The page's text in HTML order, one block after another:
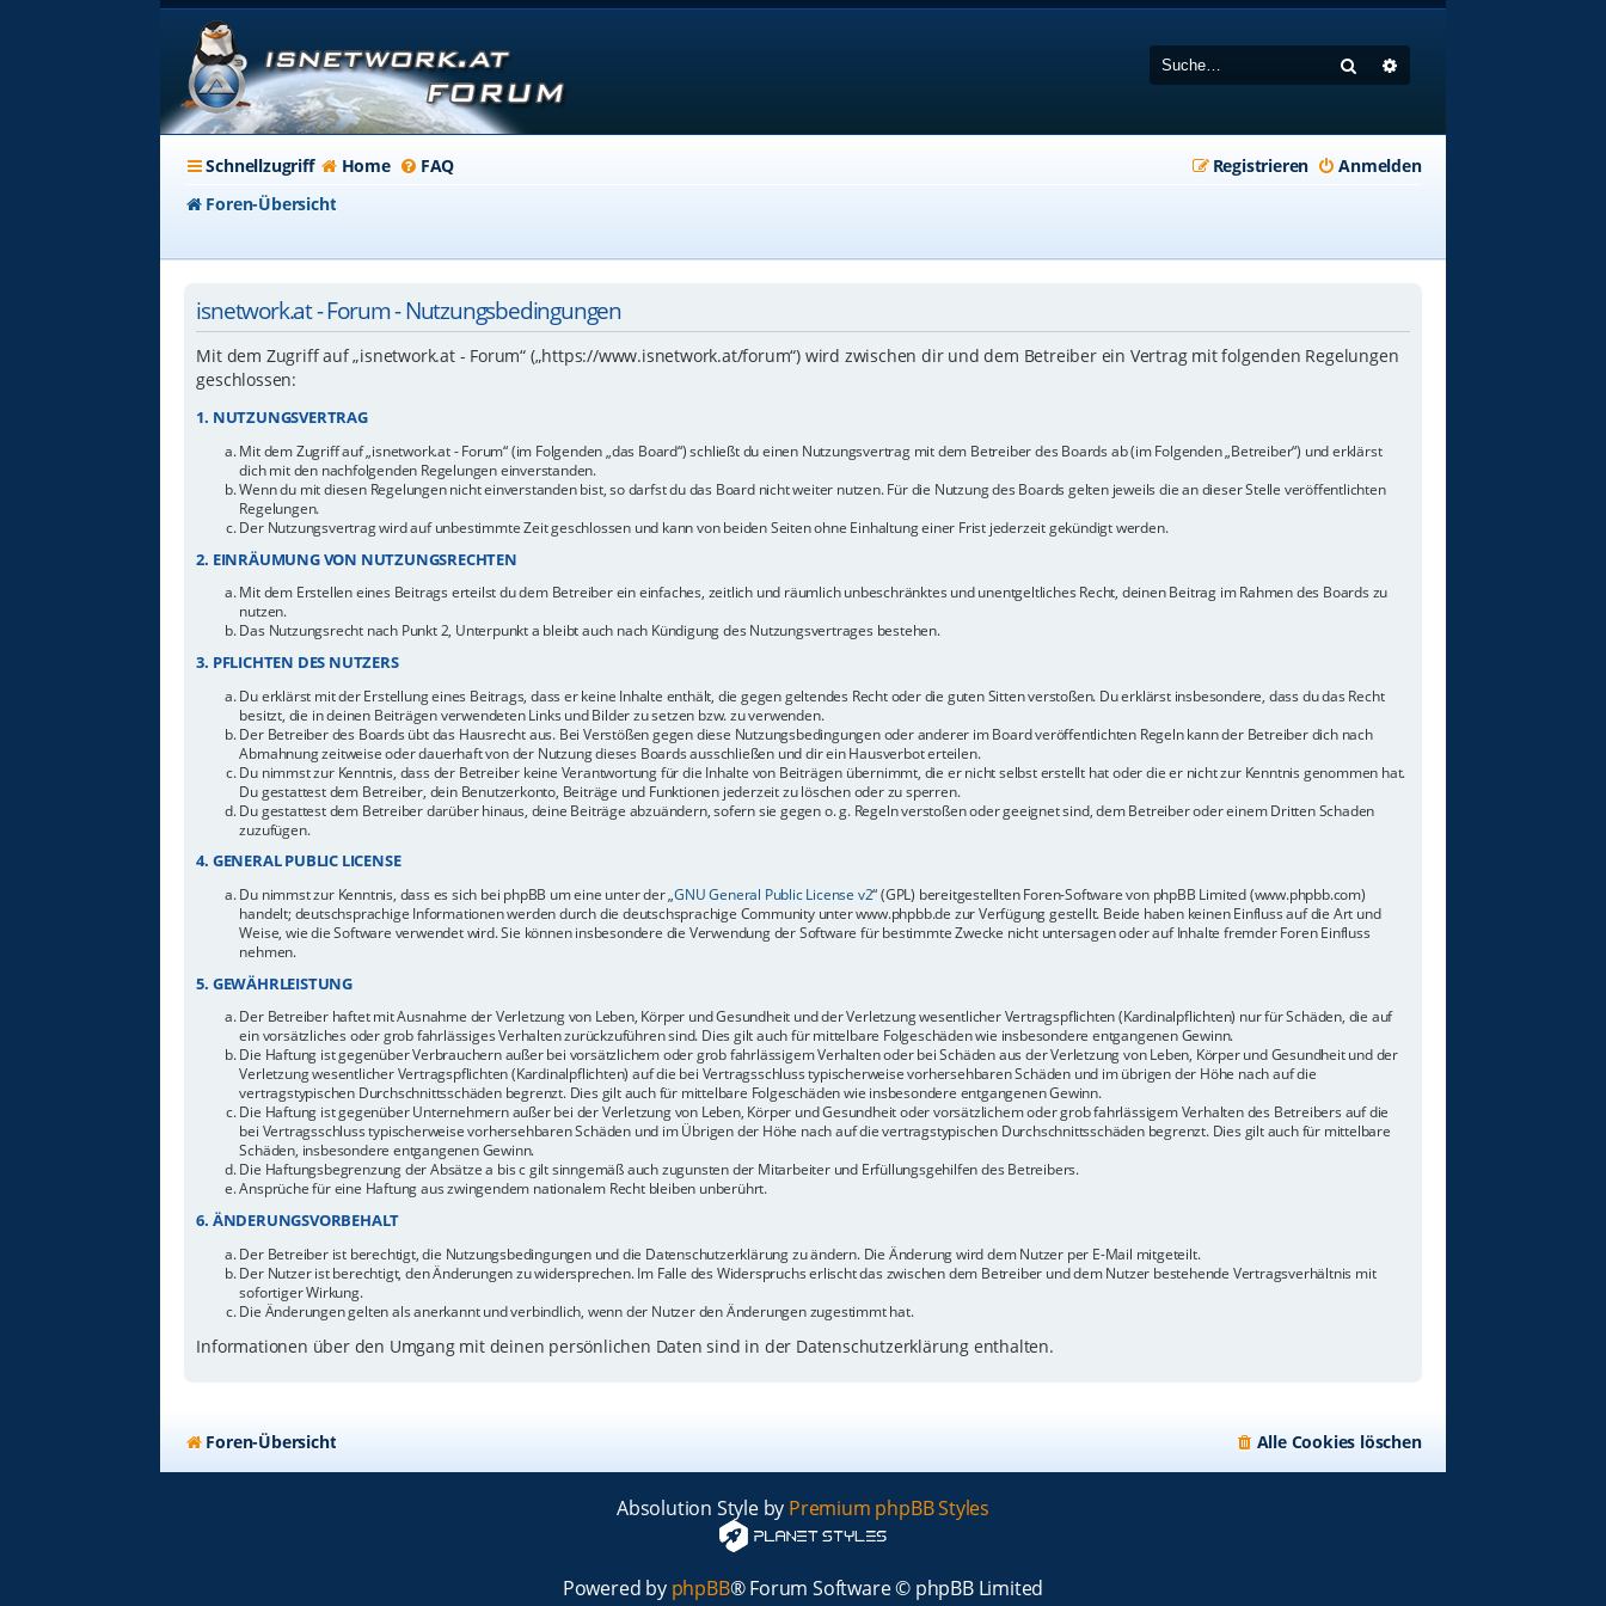
Suche
Schnellzugriff Home FAQ Anmelden
Registrieren
Foren-Übersicht
isnetwork.at - Forum - Nutzungsbedingungen
Mit dem Zugriff auf „isnetwork.at - Forum“ („https://www.isnetwork.at/forum“) wird zwischen dir und dem Betreiber ein Vertrag mit folgenden Regelungen
geschlossen:
1. NUTZUNGSVERTRAG
Mit dem Zugriff auf „isnetwork.at - Forum“ (im Folgenden „das Board“) schließt du einen Nutzungsvertrag mit dem Betreiber des Boards ab (im Folgenden „Betreiber“) und erklärst
dich mit den nachfolgenden Regelungen einverstanden.
Wenn du mit diesen Regelungen nicht einverstanden bist, so darfst du das Board nicht weiter nutzen. Für die Nutzung des Boards gelten jeweils die an dieser Stelle veröffentlichten
Regelungen.
Der Nutzungsvertrag wird auf unbestimmte Zeit geschlossen und kann von beiden Seiten ohne Einhaltung einer Frist jederzeit gekündigt werden.
2. EINRÄUMUNG VON NUTZUNGSRECHTEN
Mit dem Erstellen eines Beitrags erteilst du dem Betreiber ein einfaches, zeitlich und räumlich unbeschränktes und unentgeltliches Recht, deinen Beitrag im Rahmen des Boards zu
nutzen.
Das Nutzungsrecht nach Punkt 2, Unterpunkt a bleibt auch nach Kündigung des Nutzungsvertrages bestehen.
3. PFLICHTEN DES NUTZERS
Du erklärst mit der Erstellung eines Beitrags, dass er keine Inhalte enthält, die gegen geltendes Recht oder die guten Sitten verstoßen. Du erklärst insbesondere, dass du das Recht
besitzt, die in deinen Beiträgen verwendeten Links und Bilder zu setzen bzw. zu verwenden.
Der Betreiber des Boards übt das Hausrecht aus. Bei Verstößen gegen diese Nutzungsbedingungen oder anderer im Board veröffentlichten Regeln kann der Betreiber dich nach
Abmahnung zeitweise oder dauerhaft von der Nutzung dieses Boards ausschließen und dir ein Hausverbot erteilen.
Du nimmst zur Kenntnis, dass der Betreiber keine Verantwortung für die Inhalte von Beiträgen übernimmt, die er nicht selbst erstellt hat oder die er nicht zur Kenntnis genommen hat.
Du gestattest dem Betreiber, dein Benutzerkonto, Beiträge und Funktionen jederzeit zu löschen oder zu sperren.
Du gestattest dem Betreiber darüber hinaus, deine Beiträge abzuändern, sofern sie gegen o. g. Regeln verstoßen oder geeignet sind, dem Betreiber oder einem Dritten Schaden
zuzufügen.
4. GENERAL PUBLIC LICENSE
Du nimmst zur Kenntnis, dass es sich bei phpBB um eine unter der „GNU General Public License v2“ (GPL) bereitgestellten Foren-Software von phpBB Limited (www.phpbb.com)
handelt; deutschsprachige Informationen werden durch die deutschsprachige Community unter www.phpbb.de zur Verfügung gestellt. Beide haben keinen Einfluss auf die Art und
Weise, wie die Software verwendet wird. Sie können insbesondere die Verwendung der Software für bestimmte Zwecke nicht untersagen oder auf Inhalte fremder Foren Einfluss
nehmen.
5. GEWÄHRLEISTUNG
Der Betreiber haftet mit Ausnahme der Verletzung von Leben, Körper und Gesundheit und der Verletzung wesentlicher Vertragspflichten (Kardinalpflichten) nur für Schäden, die auf
ein vorsätzliches oder grob fahrlässiges Verhalten zurückzuführen sind. Dies gilt auch für mittelbare Folgeschäden wie insbesondere entgangenen Gewinn.
Die Haftung ist gegenüber Verbrauchern außer bei vorsätzlichem oder grob fahrlässigem Verhalten oder bei Schäden aus der Verletzung von Leben, Körper und Gesundheit und der
Verletzung wesentlicher Vertragspflichten (Kardinalpflichten) auf die bei Vertragsschluss typischerweise vorhersehbaren Schäden und im übrigen der Höhe nach auf die
vertragstypischen Durchschnittsschäden begrenzt. Dies gilt auch für mittelbare Folgeschäden wie insbesondere entgangenen Gewinn.
Die Haftung ist gegenüber Unternehmern außer bei der Verletzung von Leben, Körper und Gesundheit oder vorsätzlichem oder grob fahrlässigem Verhalten des Betreibers auf die
bei Vertragsschluss typischerweise vorhersehbaren Schäden und im Übrigen der Höhe nach auf die vertragstypischen Durchschnittsschäden begrenzt. Dies gilt auch für mittelbare
Schäden, insbesondere entgangenen Gewinn.
Die Haftungsbegrenzung der Absätze a bis c gilt sinngemäß auch zugunsten der Mitarbeiter und Erfüllungsgehilfen des Betreibers.
Ansprüche für eine Haftung aus zwingendem nationalem Recht bleiben unberührt.
6. ÄNDERUNGSVORBEHALT
Der Betreiber ist berechtigt, die Nutzungsbedingungen und die Datenschutzerklärung zu ändern. Die Änderung wird dem Nutzer per E-Mail mitgeteilt.
Der Nutzer ist berechtigt, den Änderungen zu widersprechen. Im Falle des Widerspruchs erlischt das zwischen dem Betreiber und dem Nutzer bestehende Vertragsverhältnis mit
sofortiger Wirkung.
Die Änderungen gelten als anerkannt und verbindlich, wenn der Nutzer den Änderungen zugestimmt hat.
Informationen über den Umgang mit deinen persönlichen Daten sind in der Datenschutzerklärung enthalten.
Foren-Übersicht Alle Cookies löschen
Absolution Style by Premium phpBB Styles
Powered by phpBB® Forum Software © phpBB Limited